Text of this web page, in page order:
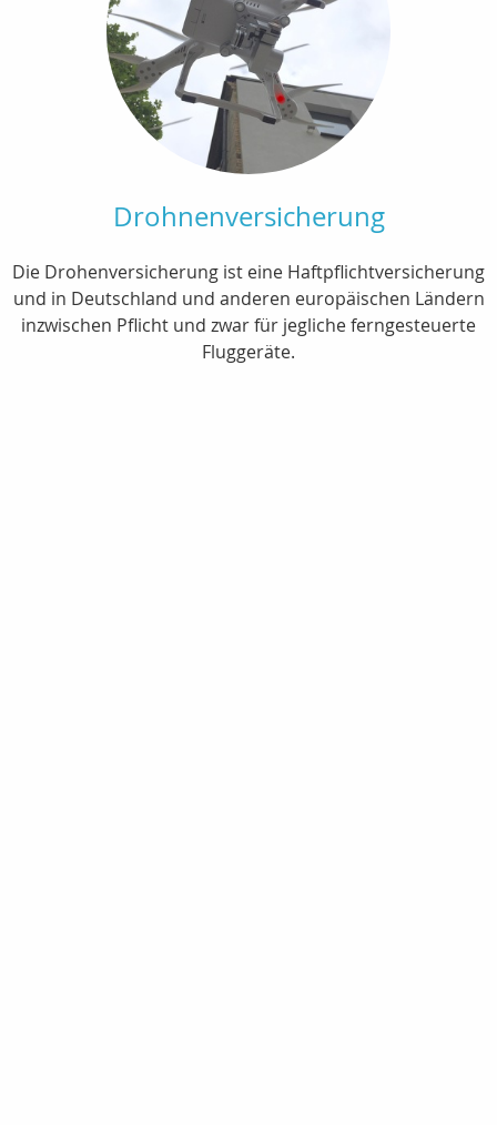
Drohnenversicherung
Die Drohenversicherung ist eine Haftpflichtversicherung
und in Deutschland und anderen europäischen Ländern
inzwischen Pflicht und zwar für jegliche ferngesteuerte
Fluggeräte.